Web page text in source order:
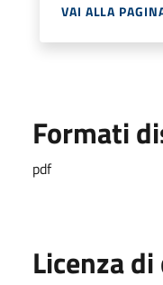
VAI ALLA
Formati
pdf
Licenza